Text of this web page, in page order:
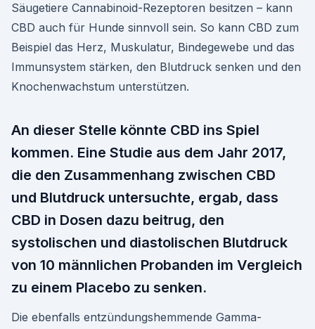
Säugetiere Cannabinoid-Rezeptoren besitzen – kann
CBD auch für Hunde sinnvoll sein. So kann CBD zum
Beispiel das Herz, Muskulatur, Bindegewebe und das
Immunsystem stärken, den Blutdruck senken und den
Knochenwachstum unterstützen.
An dieser Stelle könnte CBD ins Spiel
kommen. Eine Studie aus dem Jahr 2017,
die den Zusammenhang zwischen CBD
und Blutdruck untersuchte, ergab, dass
CBD in Dosen dazu beitrug, den
systolischen und diastolischen Blutdruck
von 10 männlichen Probanden im Vergleich
zu einem Placebo zu senken.
Die ebenfalls entzündungshemmende Gamma-